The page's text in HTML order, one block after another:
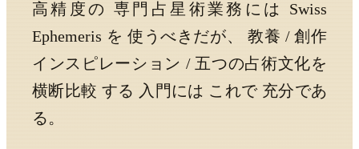
高精度の 専門占星術業務には Swiss
Ephemeris を 使うべきだが、 教養 / 創作
インスピレーション / 五つの占術文化を
横断比較 する 入門には これで 充分であ
る。